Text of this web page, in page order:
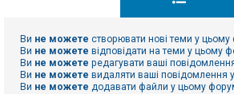
Ви не можете створювати нові теми у цьому
Ви не можете відповідати на теми у цьому
Ви не можете редагувати ваші
Ви не можете видаляти ваші повідомлення
Ви не можете додавати файли у цьому